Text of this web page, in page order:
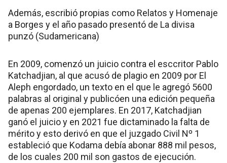
Además, escribió propias como Relatos y Homenaje
a Borges y el año pasado presentó de La divisa
punzó (Sudamericana)
En 2009, comenzó un juicio contra el esccritor Pablo
Katchadjian, al que acusó de plagio en 2009 por El
Aleph engordado, un texto en el que le agregó 5600
palabras al original y publicóen una edición pequeña
de apenas 200 ejemplares. En 2017, Katchadjian
ganó el juicio y en 2021 fue dictaminado la falta de
mérito y esto derivó en que el juzgado Civil Nº 1
estableció que Kodama debía abonar 888 mil pesos,
de los cuales 200 mil son gastos de ejecución.